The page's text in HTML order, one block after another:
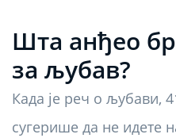
Шта анђео
за љубав?
Када је реч о љубави,
сугерише да не идете